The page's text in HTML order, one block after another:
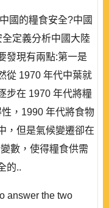
國的糧食安全?中國
定義分析中國大陸
發現有兩點:第一是
從 1970 年代中葉就
步在 1970 年代將糧
，1990 年代將食物
，但是氣候變遷卻在
數，使得糧食供需
的..
answer the two